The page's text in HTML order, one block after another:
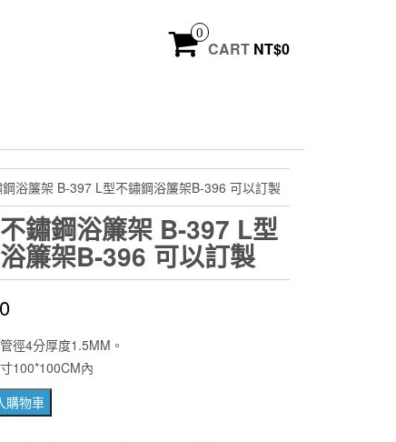
0
CART NT$0
浴簾架 B-397 L型不鏽鋼浴簾架B-396 可以訂製
鏽鋼浴簾架 B-397 L型
簾架B-396 可以訂製
徑4分厚度1.5MM。
100*100CM內
購物車